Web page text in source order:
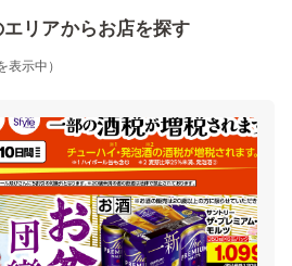
エリアからお店を探す
示中）